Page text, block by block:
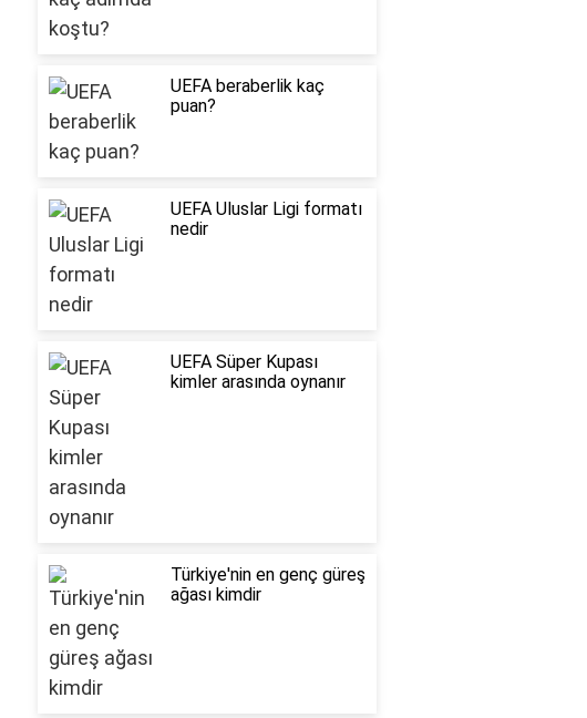
UEFA beraberlik kaç
puan?
UEFA Uluslar Ligi formatı
nedir
UEFA Süper Kupası
kimler arasında oynanır
Türkiye'nin en genç güreş
ağası kimdir